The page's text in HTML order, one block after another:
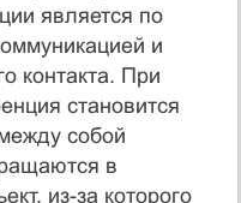
является по
и
контакта. При
становится
собой
в
из-за которого